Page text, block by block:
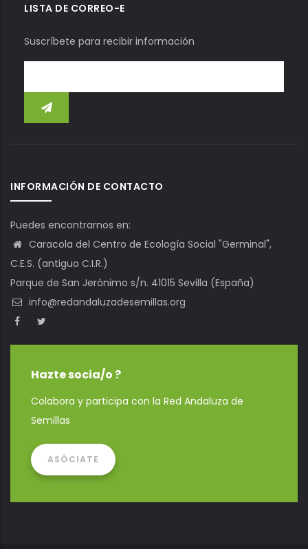
LISTA DE CORREO-E
Suscríbete para recibir información
INFORMACIÓN DE CONTACTO
Puedes encontrarnos en:
Caracola del Centro de Ecología Social "Germinal",
C.E.S. (antiguo C.I.R.)
Parque de San Jerónimo s/n. 41015 Sevilla (España)
info@redandaluzadesemillas.org
Hazte socia/o ?
Colabora y participa con la Red Andaluza de
Semillas
ASÓCIATE